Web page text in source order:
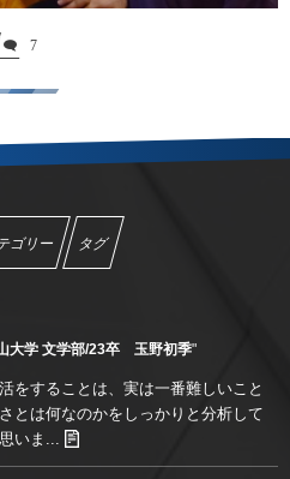
7
ゴリー タグ
大学 文学部/23卒 玉野初季"
をすることは、実は一番難しいこと
とは何なのかをしっかりと分析して
いま...